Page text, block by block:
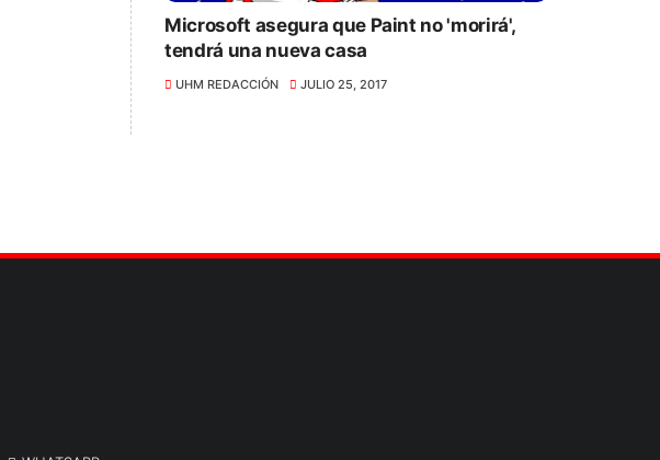
Microsoft asegura que Paint no 'morirá',
tendrá una nueva casa
UHM REDACCIÓN JULIO 25, 2017